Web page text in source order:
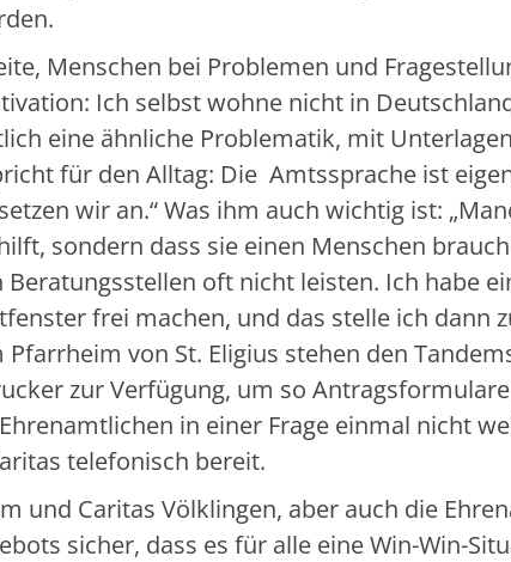
Menschen bei Problemen und
Ich selbst wohne nicht in
eine ähnliche Problematik, mit
für den Alltag: Die Amtssprache ist
wir an.“ Was ihm auch wichtig ist:
sondern dass sie einen Menschen
oft nicht leisten. Ich habe
frei machen, und das stelle ich dann
von St. Eligius stehen den
zur Verfügung, um so
in einer Frage einmal nicht
telefonisch bereit.
und Caritas Völklingen, aber auch die
sicher, dass es für alle eine Win-Win-